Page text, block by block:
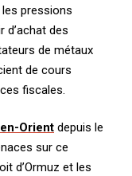
pressions
d’achat des
de métaux
de cours
fiscales.
Orient depuis le
sur ce
d’Ormuz et les